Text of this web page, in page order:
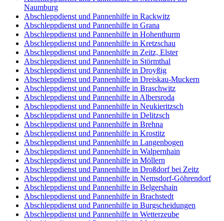
Naumburg
Abschleppdienst und Pannenhilfe in Rackwitz
Abschleppdienst und Pannenhilfe in Grana
Abschleppdienst und Pannenhilfe in Hohenthurm
Abschleppdienst und Pannenhilfe in Kretzschau
Abschleppdienst und Pannenhilfe in Zeitz, Elster
Abschleppdienst und Pannenhilfe in Störmthal
Abschleppdienst und Pannenhilfe in Droyßig
Abschleppdienst und Pannenhilfe in Dreiskau-Muckern
Abschleppdienst und Pannenhilfe in Braschwitz
Abschleppdienst und Pannenhilfe in Albersroda
Abschleppdienst und Pannenhilfe in Neukieritzsch
Abschleppdienst und Pannenhilfe in Delitzsch
Abschleppdienst und Pannenhilfe in Brehna
Abschleppdienst und Pannenhilfe in Krostitz
Abschleppdienst und Pannenhilfe in Langenbogen
Abschleppdienst und Pannenhilfe in Walpernhain
Abschleppdienst und Pannenhilfe in Möllern
Abschleppdienst und Pannenhilfe in Droßdorf bei Zeitz
Abschleppdienst und Pannenhilfe in Nemsdorf-Göhrendorf
Abschleppdienst und Pannenhilfe in Belgershain
Abschleppdienst und Pannenhilfe in Brachstedt
Abschleppdienst und Pannenhilfe in Burgscheidungen
Abschleppdienst und Pannenhilfe in Wetterzeube